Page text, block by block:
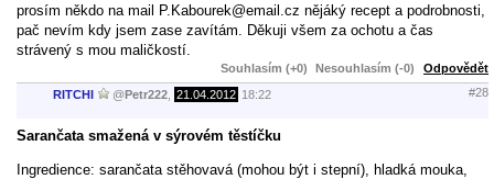
prosím někdo na mail P.Kabourek@email.cz nějáký recept a podrobnosti,
pač nevím kdy jsem zase zavítám. Děkuji všem za ochotu a čas
strávený s mou maličkostí.
Souhlasím (+0) Nesouhlasím (-0) Odpovědět
RITCHI @ Petr222 21.04.2012 18:22 #28
Sarančata smažená v sýrovém těstíčku
Ingredience: sarančata stěhovavá (mohou být i stepní), hladká mouka,